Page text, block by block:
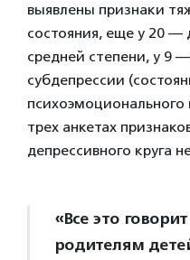
выявлены признаки
состояния, еще у 20 —
средней степени, у 9
субдепрессии
психоэмоционального
трех анкетах
депрессивного круга
«Все это
родителям